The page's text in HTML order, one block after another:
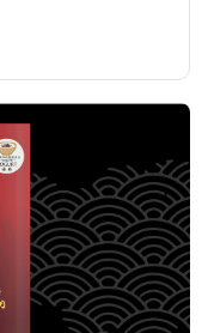
剖析、深入的報
業報導，讓關注